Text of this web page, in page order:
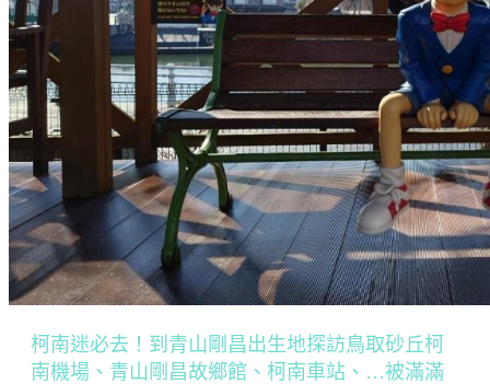
柯南迷必去！到青山剛昌出生地探訪鳥取砂丘柯
南機場、青山剛昌故鄉館、柯南車站、…被滿滿